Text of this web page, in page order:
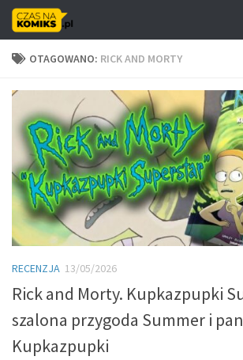
Skip to content
OTAGOWANO: RICK AND MORTY
RECENZJA 13/05/2026
Rick and Morty. Kupkazpupki
szalona przygoda Summer i
Kupkazpupki